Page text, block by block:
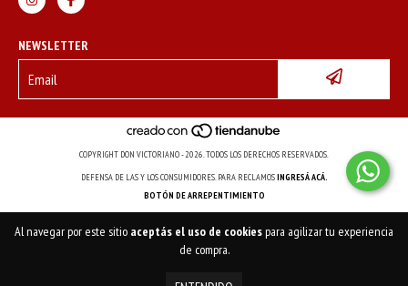
Al navegar por este sitio aceptás el uso de cookiespara agilizar tu experiencia
de compra.
NEWSLETTER
COPYRIGHT DON VICTORIANO - 2026. TODOS LOS DERECHOS RESERVADOS.
DEFENSA DE LAS Y LOS CONSUMIDORES. PARA RECLAMOSINGRESÁ ACÁ.
BOTÓN DE ARREPENTIMIENTO